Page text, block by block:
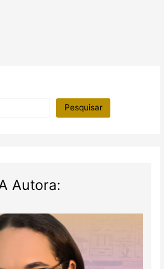
Pesquisar
Autora: